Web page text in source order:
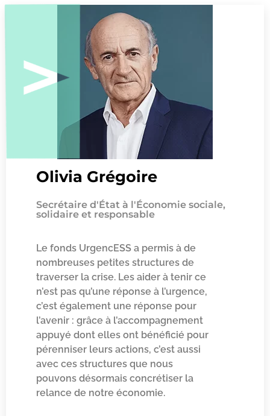
Olivia Grégoire
Secrétaire d'État à l'Économie sociale,
solidaire et responsable
Le fonds UrgencESS a permis à de
nombreuses petites structures de
traverser la crise. Les aider à tenir ce
n’est pas qu’une réponse à l’urgence,
c’est également une réponse pour
l’avenir : grâce à l’accompagnement
appuyé dont elles ont bénéficié pour
pérenniser leurs actions, c’est aussi
avec ces structures que nous
pouvons désormais concrétiser la
relance de notre économie.